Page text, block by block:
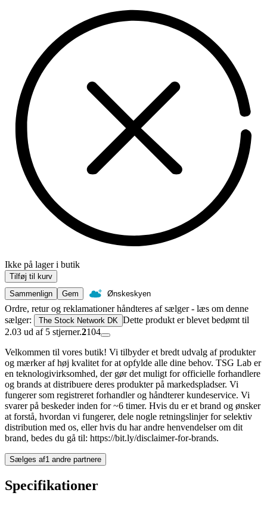
Ikke på lager i butik
Tilføj til kurv
Sammenlign
Gem Ønskeskyen
Ordre, retur og reklamationer håndteres af sælger - læs om denne
sælger:
The Stock Network DK Dette produkt er blevet bedømt til
2.03 ud af 5 stjerner.2104
Velkommen til vores butik! Vi tilbyder et bredt udvalg af produkter
og mærker af høj kvalitet for at opfylde alle dine behov. TSG Lab er
en teknologivirksomhed, der gør det muligt for officielle forhandlere
og brands at distribuere deres produkter på markedspladser. Vi
fungerer som registreret forhandler og håndterer kundeservice. Vi
svarer på beskeder inden for ~6 timer. Hvis du er et brand og ønsker
at forstå, hvordan vi fungerer, dele nogle retningslinjer for selektiv
distribution med os, eller hvis du har andre henvendelser om dit
brand, bedes du gå til: https://bit.ly/disclaimer-for-brands.
Sælges af1 andre partnere
Specifikationer